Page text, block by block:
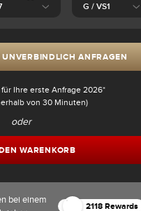
UNVERBINDLICH ANFRAGEN
Ihre erste Anfrage 2026*
von 30 Minuten)
oder
WARENKORB
bei einem
2118 Rewards